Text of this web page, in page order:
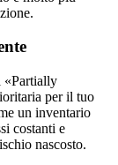
«Partially
per il tuo
un inventario
costanti e
nascosto.